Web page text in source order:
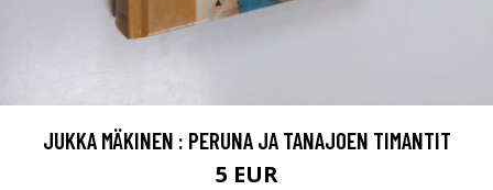
JUKKA MÄKINEN : PERUNA JA TANAJOEN TIMANTIT
5 EUR